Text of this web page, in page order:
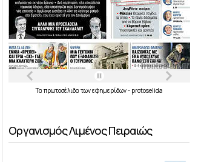
Τα πρωτοσέλιδα τωνεφημερίδων- protoselida
Οργανισμός Λιμένος Πειραιώς